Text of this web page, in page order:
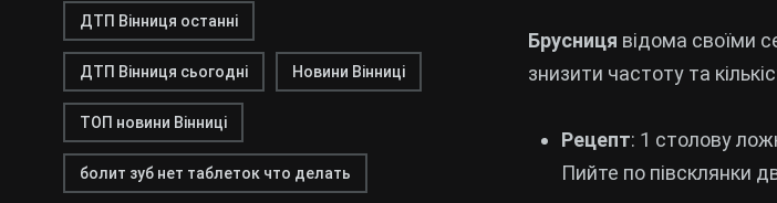
ДТП Вінниця останні
ДТП Вінниця сьогодні Новини Вінниці
ТОП новини Вінниці
болит зуб нет таблеток что делать
Брусниця відома своїми
знизити частоту та
Рецепт: 1 столову
Пийте по півсклянки